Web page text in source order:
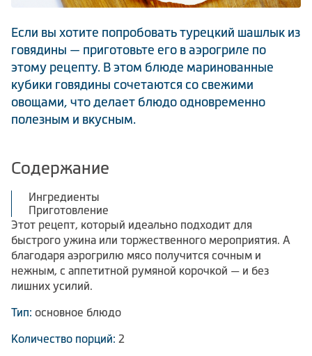
Если вы хотите попробовать турецкий шашлык из
говядины — приготовьте его в аэрогриле по
этому рецепту. В этом блюде маринованные
кубики говядины сочетаются со свежими
овощами, что делает блюдо одновременно
полезным и вкусным.
Содержание
Ингредиенты
Приготовление
Этот рецепт, который идеально подходит для
быстрого ужина или торжественного мероприятия. А
благодаря аэрогрилю мясо получится сочным и
нежным, с аппетитной румяной корочкой — и без
лишних усилий.
Тип: основное блюдо
Количество порций: 2